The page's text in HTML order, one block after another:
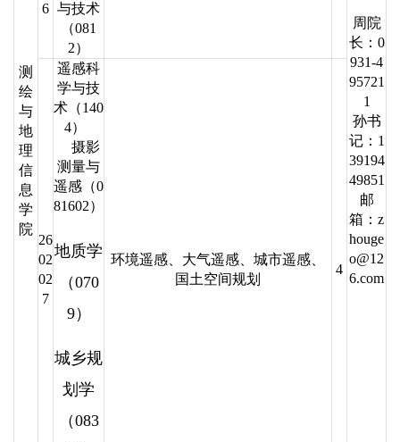
测
绘
与
地
理
信
息
学
院
周院
长：0
931-4
95721
1
孙书
记：1
39194
49851
邮
箱：z
houge
o@12
6.com
6 与技术
（081
2）
26
02
02
7
遥感科
学与技
术（140
4）
摄影
测量与
遥感（0
81602）
地质学
（070
9）
城乡规
划学
（083
环境遥感、大气遥感、城市遥感、
国土空间规划
4